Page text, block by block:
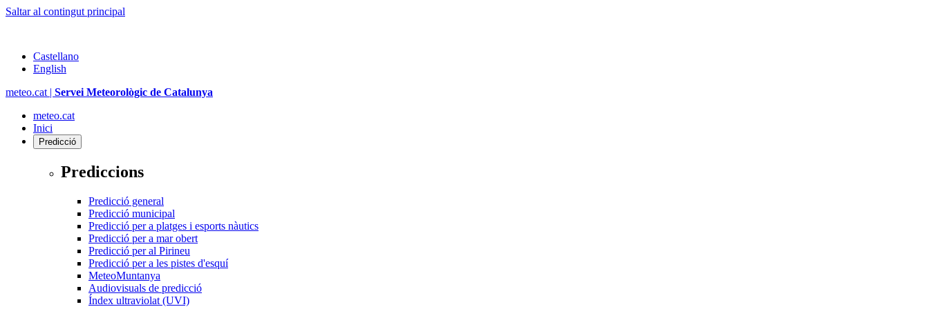
Saltar al contingut principal
Castellano
English
meteo.cat | Servei Meteorològic de Catalunya
meteo.cat
Inici
Predicció
Prediccions
Predicció general
Predicció municipal
Predicció per a platges i esports nàutics
Predicció per a mar obert
Predicció per al Pirineu
Predicció per a les pistes d'esquí
MeteoMuntanya
Audiovisuals de predicció
Índex ultraviolat (UVI)